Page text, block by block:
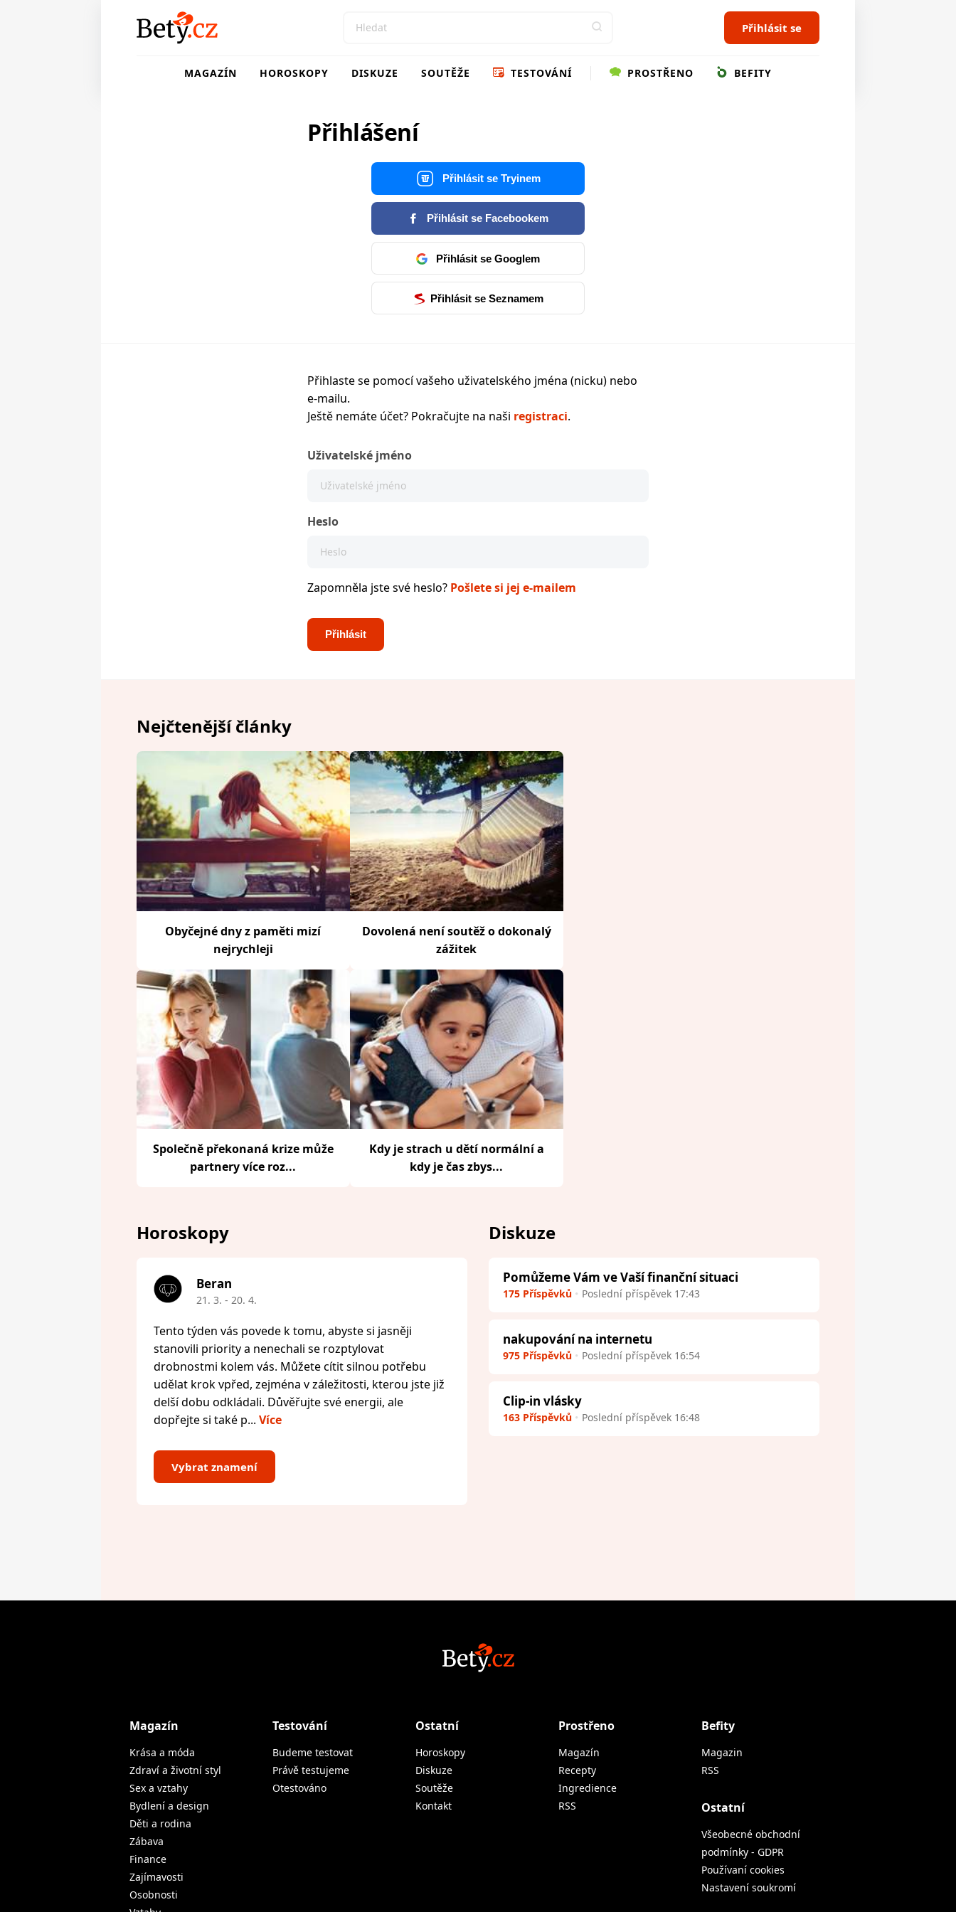
Přihlásit se
MAGAZÍN HOROSKOPY DISKUZE SOUTĚŽE TESTOVÁNÍ PROSTŘENO BEFITY
Přihlášení
Přihlásit se Tryinem
Přihlásit se Facebookem
Přihlásit se Googlem
Přihlásit se Seznamem
Přihlaste se pomocí vašeho uživatelského jména (nicku) nebo
e-mailu.
Ještě nemáte účet? Pokračujte na naši registraci.
Uživatelské jméno
Heslo
Zapomněla jste své heslo? Pošlete si jej e-mailem
Nejčtenější články
Obyčejné dny z paměti mizí
nejrychleji
Dovolená není soutěž o dokonalý
zážitek
Společně překonaná krize může
partnery více roz...
Kdy je strach u dětí normální a
kdy je čas zbys...
Horoskopy
Beran
21. 3. - 20. 4.
Tento týden vás povede k tomu, abyste si jasněji
stanovili priority a nenechali se rozptylovat
drobnostmi kolem vás. Můžete cítit silnou potřebu
udělat krok vpřed, zejména v záležitosti, kterou jste již
delší dobu odkládali. Důvěřujte své energii, ale
dopřejte si také p... Více
Vybrat znamení
Diskuze
Pomůžeme Vám ve Vaší finanční situaci
175 Příspěvků Poslední příspěvek 17:43
nakupování na internetu
975 Příspěvků Poslední příspěvek 16:54
Clip-in vlásky
163 Příspěvků Poslední příspěvek 16:48
Magazín
Krása a móda
Zdraví a životní styl
Sex a vztahy
Bydlení a design
Děti a rodina
Zábava
Finance
Zajímavosti
Osobnosti
Testování
Budeme testovat
Právě testujeme
Otestováno
Ostatní
Horoskopy
Diskuze
Soutěže
Kontakt
Prostřeno
Magazín
Recepty
Ingredience
RSS
Befity
Magazin
RSS
Ostatní
Všeobecné obchodní
podmínky - GDPR
Používaní cookies
Nastavení soukromí